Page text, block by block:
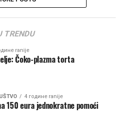
TRENDU
ranije
Čoko-plazma torta
4 године ranije
150 eura jednokratne pomoći